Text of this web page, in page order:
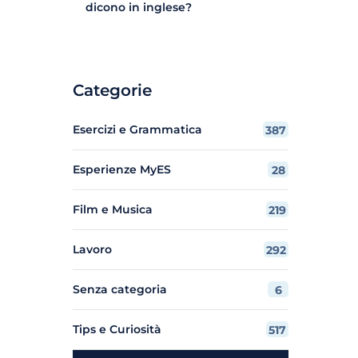
dicono in inglese?
Categorie
Esercizi e Grammatica 387
Esperienze MyES 28
Film e Musica 219
Lavoro 292
Senza categoria 6
Tips e Curiosità 517